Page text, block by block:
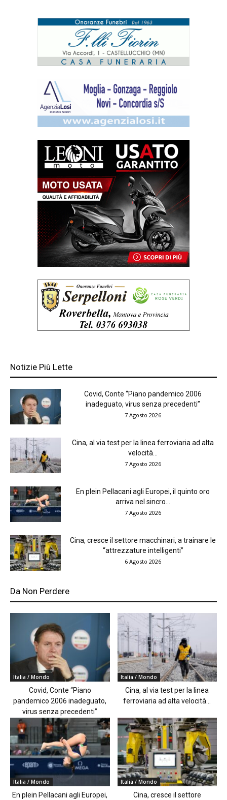
Notizie Più Lette
Covid, Conte “Piano pandemico 2006
inadeguato, virus senza precedenti”
7 Agosto 2026
Cina, al via test per la linea ferroviaria ad alta
velocità...
7 Agosto 2026
En plein Pellacani agli Europei, il quinto oro
arriva nel sincro...
7 Agosto 2026
Cina, cresce il settore macchinari, a trainare le
“attrezzature intelligenti”
6 Agosto 2026
Da Non Perdere
Italia / Mondo
Covid, Conte “Piano
pandemico 2006 inadeguato,
virus senza precedenti”
Italia / Mondo
Cina, al via test per la linea
ferroviaria ad alta velocità...
Italia / Mondo
En plein Pellacani agli Europei,
Italia / Mondo
Cina, cresce il settore